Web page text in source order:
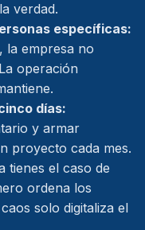
verdad.
específicas:
la empresa no
operación
días:
y armar
proyecto cada mes.
tienes el caso de
ordena los
solo digitaliza el